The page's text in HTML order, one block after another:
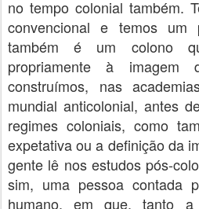
no tempo colonial também.
convencional e temos
também é um colono
propriamente à
construímos, nas
mundial anticolonial, antes
regimes coloniais, como
expetativa ou a definição da
gente lê nos estudos pós-
sim, uma pessoa contada
humano, em que, tanto